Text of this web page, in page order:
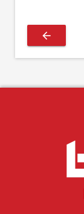
arrow_back